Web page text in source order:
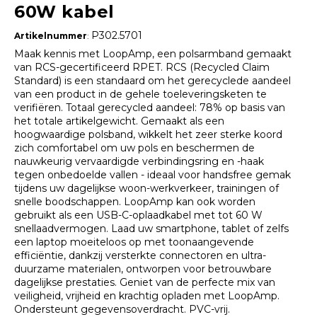
60W kabel
Artikelnummer: P302.5701
Maak kennis met LoopAmp, een polsarmband gemaakt
van RCS-gecertificeerd RPET. RCS (Recycled Claim
Standard) is een standaard om het gerecyclede aandeel
van een product in de gehele toeleveringsketen te
verifiëren. Totaal gerecycled aandeel: 78% op basis van
het totale artikelgewicht. Gemaakt als een
hoogwaardige polsband, wikkelt het zeer sterke koord
zich comfortabel om uw pols en beschermen de
nauwkeurig vervaardigde verbindingsring en -haak
tegen onbedoelde vallen - ideaal voor handsfree gemak
tijdens uw dagelijkse woon-werkverkeer, trainingen of
snelle boodschappen. LoopAmp kan ook worden
gebruikt als een USB-C-oplaadkabel met tot 60 W
snellaadvermogen. Laad uw smartphone, tablet of zelfs
een laptop moeiteloos op met toonaangevende
efficiëntie, dankzij versterkte connectoren en ultra-
duurzame materialen, ontworpen voor betrouwbare
dagelijkse prestaties. Geniet van de perfecte mix van
veiligheid, vrijheid en krachtig opladen met LoopAmp.
Ondersteunt gegevensoverdracht. PVC-vrij.